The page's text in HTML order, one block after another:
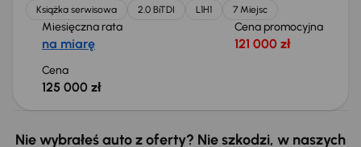
Książka serwisowa 2.0 BiTDI L1H1 7 Miejsc
Miesięczna rata
na miarę
Cena promocyjna
121 000 zł
Cena
125 000 zł
Nie wybrałeś auto z oferty? Nie szkodzi, w naszych